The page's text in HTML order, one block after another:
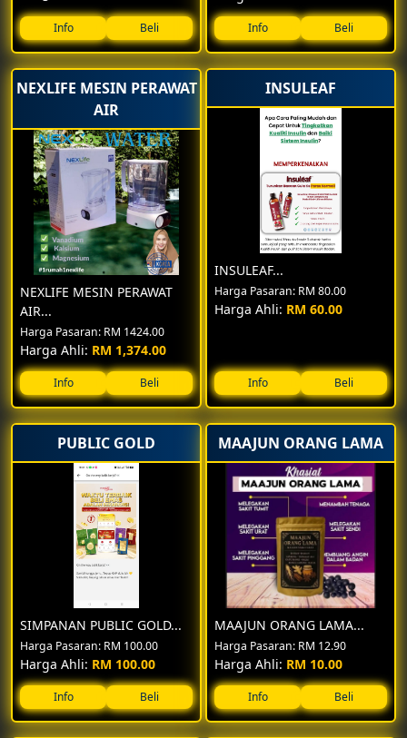
Info Beli Info Beli
NEXLIFE MESIN PERAWAT
AIR
NEXLIFE MESIN PERAWAT
AIR...
Harga Pasaran: RM 1424.00
Harga Ahli: RM 1,374.00
Info Beli
INSULEAF
INSULEAF...
Harga Pasaran: RM 80.00
Harga Ahli: RM 60.00
Info Beli
PUBLIC GOLD
SIMPANAN PUBLIC GOLD...
Harga Pasaran: RM 100.00
Harga Ahli: RM 100.00
Info Beli
MAAJUN ORANG LAMA
MAAJUN ORANG LAMA...
Harga Pasaran: RM 12.90
Harga Ahli: RM 10.00
Info Beli
📅 Fri,19,Dec,2025
PERTAMA KALI DI TERENGGANU- PREVIEW HORE
HORE-11 JANUARY- JAM 8.30 MLM
TEMUI RAHSIA UMRAH/ MELANCONG SECARA PERCUMA
DAM MENJANA PENDAPATAN 5-6 ANGKA.
PERTAMA KALI DI TERENGGANU.
REBUT LAH PELUNAG INI,DATANG BERAMAI-RAMAI
CUBUTAN BERTUAH DAN JAMUAN RINGAN DI SEDIAKAN